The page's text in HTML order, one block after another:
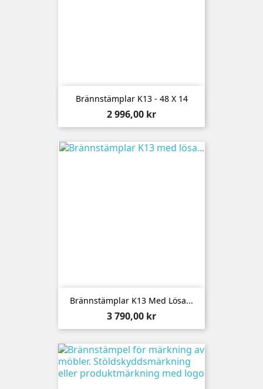
Brännstämplar K13 - 48 X 14
Pris
2 996,00 kr
Brännstämplar K13 Med Lösa...
Pris
3 790,00 kr